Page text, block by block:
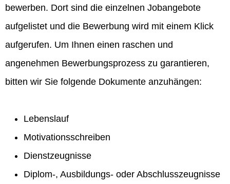
bewerben. Dort sind die einzelnen Jobangebote
aufgelistet und die Bewerbung wird mit einem Klick
aufgerufen. Um Ihnen einen raschen und
angenehmen Bewerbungsprozess zu garantieren,
bitten wir Sie folgende Dokumente anzuhängen:
Lebenslauf
Motivationsschreiben
Dienstzeugnisse
Diplom-, Ausbildungs- oder Abschlusszeugnisse